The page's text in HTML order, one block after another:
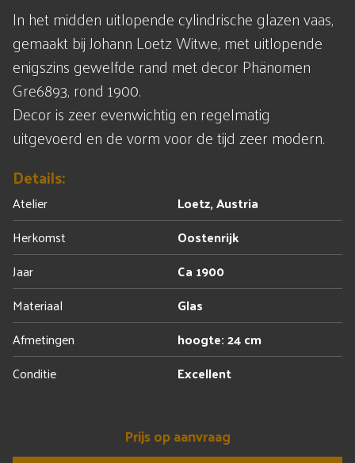
In het midden uitlopende cylindrische glazen vaas,
gemaakt bij Johann Loetz Witwe, met uitlopende
enigszins gewelfde rand met decor Phänomen
Gre6893, rond 1900.
Decor is zeer evenwichtig en regelmatig
uitgevoerd en de vorm voor de tijd zeer modern.
Details:
Atelier
Loetz, Austria
Herkomst
Oostenrijk
Jaar
Ca 1900
Materiaal
Glas
Afmetingen
hoogte: 24 cm
Conditie
Excellent
Prijs op aanvraag